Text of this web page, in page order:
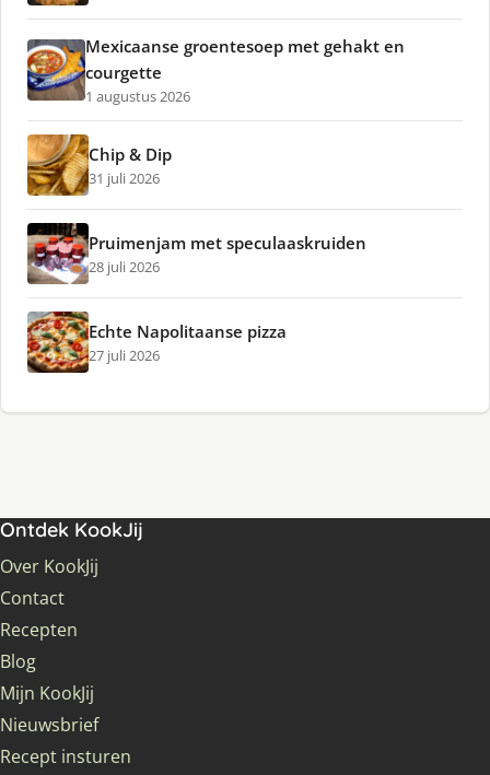
Mexicaanse groentesoep met gehakt en
courgette
1 augustus 2026
Chip & Dip
31 juli 2026
Pruimenjam met speculaaskruiden
28 juli 2026
Echte Napolitaanse pizza
27 juli 2026
Ontdek KookJij
Over KookJij
Contact
Recepten
Blog
Mijn KookJij
Nieuwsbrief
Recept insturen